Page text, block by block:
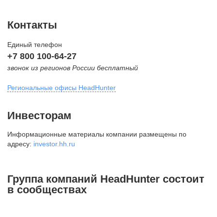
Контакты
Единый телефон
+7 800 100-64-27
звонок из регионов России бесплатный
Региональные офисы HeadHunter
внутригородская территория
Муниципальный округ Тверской,
2-я Брестская ул., д. 48,
+7 495 980-64-27
Инвесторам
Информационные материалы компании размещены по
адресу: investor.hh.ru
Группа компаний HeadHunter состоит
в сообществах